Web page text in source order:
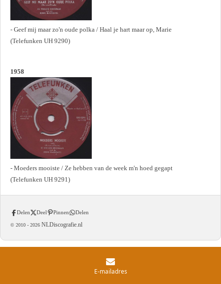
- Geef mij maar zo'n oude polka / Haal je hart maar op, Marie
(Telefunken UH 9290)
1958
- Moeders mooiste / Ze hebben van de week m'n hoed gegapt
(Telefunken UH 9291)
Delen Deel Pinnen Delen
© 2010 - 2026 NLDiscografie.nl
E-mailadres